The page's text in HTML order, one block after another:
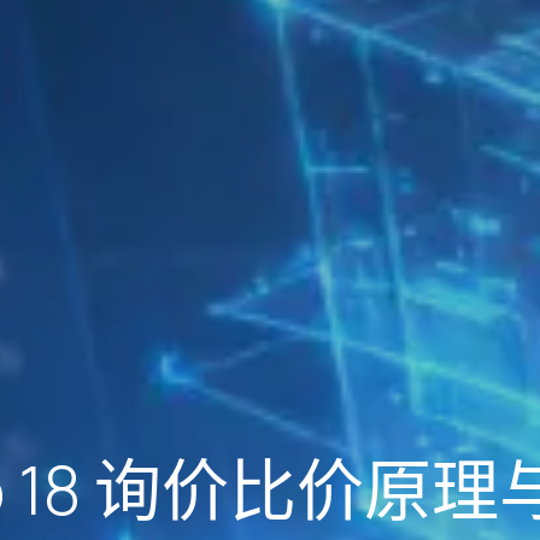
询价比价原理